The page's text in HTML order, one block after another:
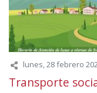
lunes, 28 febrero
Transporte